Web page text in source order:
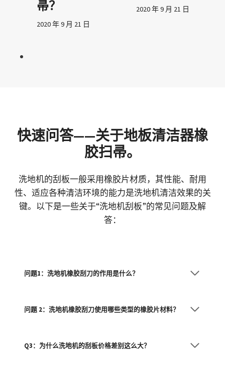
帚？
2020 年 9 月 21 日
2020 年 9 月 21 日
快速问答——关于地板清洁器橡
胶扫帚。
洗地机的刮板一般采用橡胶片材质，其性能、耐用
性、适应各种清洁环境的能力是洗地机清洁效果的关
键。以下是一些关于“洗地机刮板”的常见问题及解
答：
问题1：洗地机橡胶刮刀的作用是什么？
问题 2：洗地机橡胶刮刀使用哪些类型的橡胶片材料？
Q3：为什么洗地机的刮板价格差别这么大？